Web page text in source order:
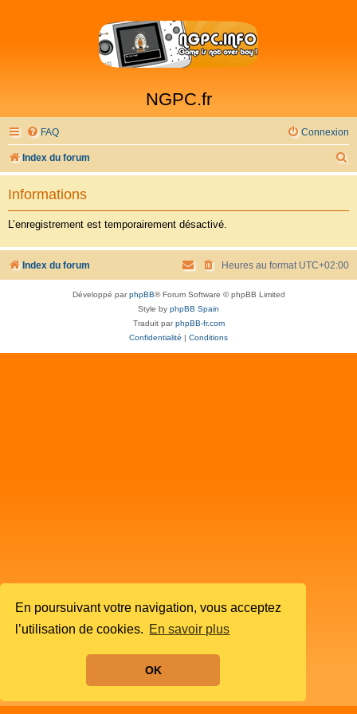
En poursuivant votre navigation, vous acceptez
l’utilisation de cookies. En savoir plus
OK
NGPC.fr
FAQ Connexion
Index du forum
e
c
Informations
L’enregistrement est temporairement désactivé.
Index du forum Heures au format UTC+02:00
Développé parphpBB® Forum Software © phpBB Limited
Style by phpBB Spain
Traduit parphpBB-fr.com
Confidentialité | Conditions